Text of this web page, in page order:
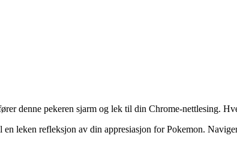
denne pekeren sjarm og lek til din Chrome-nettlesing.
leken refleksjon av din appresiasjon for Pokemon.